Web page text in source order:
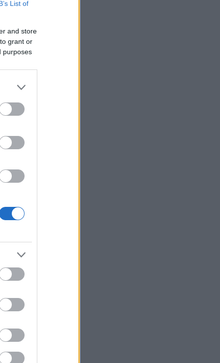
List of
and store
grant or
purposes